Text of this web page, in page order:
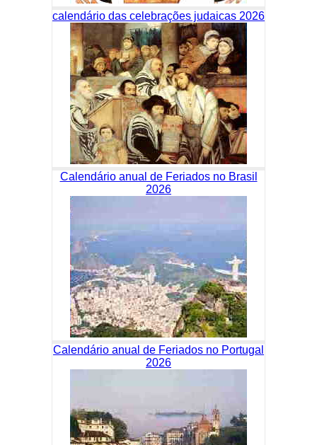
calendário das celebrações judaicas 2026
Calendário anual de Feriados no Brasil
2026
Calendário anual de Feriados no Portugal
2026